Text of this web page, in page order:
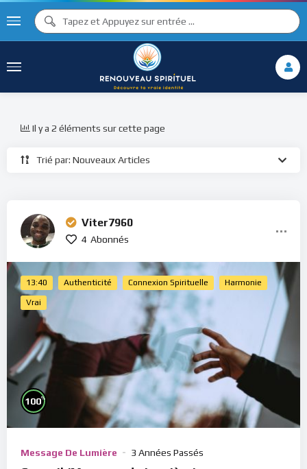
Trié par: Nouveaux Articles
Il y a 2 éléments sur cette page
Viter7960
4 Abonnés
13:40 Authenticité Connexion Spirituelle Harmonie
Vrai
100%
Message De Lumière 3 Années Passés